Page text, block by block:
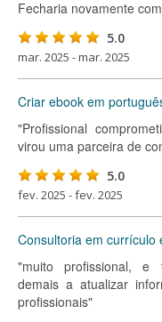
Fecharia novamente
5.0
mar. 2025 - mar. 2025
Criar ebook em
"Profissional
virou uma parceira de
5.0
fev. 2025 - fev. 2025
Consultoria em currículo
"muito profissional, e
demais a atualizar
profissionais"